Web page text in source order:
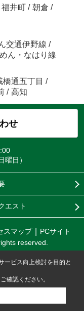
福井町 / 朝倉 /
交通伊野線 /
ん・なはり線
橋通五丁目 /
/ 高知
せ
曜日）
エスト
スマップ
PCサイト
reserved.
ービス向上検討を目的と
確認ください。